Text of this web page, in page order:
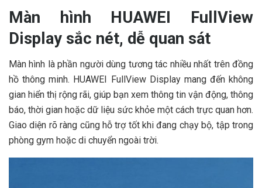
Màn hình HUAWEI FullView
Display sắc nét, dễ quan sát
Màn hình là phần người dùng tương tác nhiều nhất trên đồng
hồ thông minh. HUAWEI FullView Display mang đến không
gian hiển thị rộng rãi, giúp bạn xem thông tin vận động, thông
báo, thời gian hoặc dữ liệu sức khỏe một cách trực quan hơn.
Giao diện rõ ràng cũng hỗ trợ tốt khi đang chạy bộ, tập trong
phòng gym hoặc di chuyển ngoài trời.